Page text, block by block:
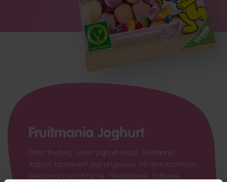
Fruitmania Joghurt
Oben fruchtig, unten joghurt-frisch: Fruitmania
Joghurt kombiniert Joghurtgenuss mit dem köstlichen
Geschmack von Kirsche, Heidelbeere, Erdbeere,